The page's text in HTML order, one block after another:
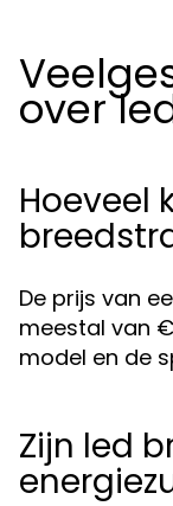
over
Hoeveel
De prijs van
meestal van
model en de
Zijn led